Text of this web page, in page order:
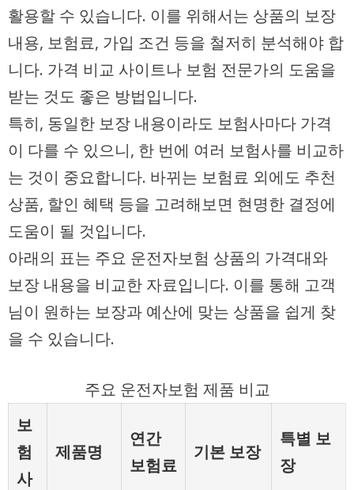
활용할 수 있습니다. 이를 위해서는 상품의 보장
내용, 보험료, 가입 조건 등을 철저히 분석해야 합
니다. 가격 비교 사이트나 보험 전문가의 도움을
받는 것도 좋은 방법입니다.
특히, 동일한 보장 내용이라도 보험사마다 가격
이 다를 수 있으니, 한 번에 여러 보험사를 비교하
는 것이 중요합니다. 바뀌는 보험료 외에도 추천
상품, 할인 혜택 등을 고려해보면 현명한 결정에
도움이 될 것입니다.
아래의 표는 주요 운전자보험 상품의 가격대와
보장 내용을 비교한 자료입니다. 이를 통해 고객
님이 원하는 보장과 예산에 맞는 상품을 쉽게 찾
을 수 있습니다.
주요 운전자보험 제품 비교
보
험
사
제품명
연간
보험료
기본 보장
특별 보
장